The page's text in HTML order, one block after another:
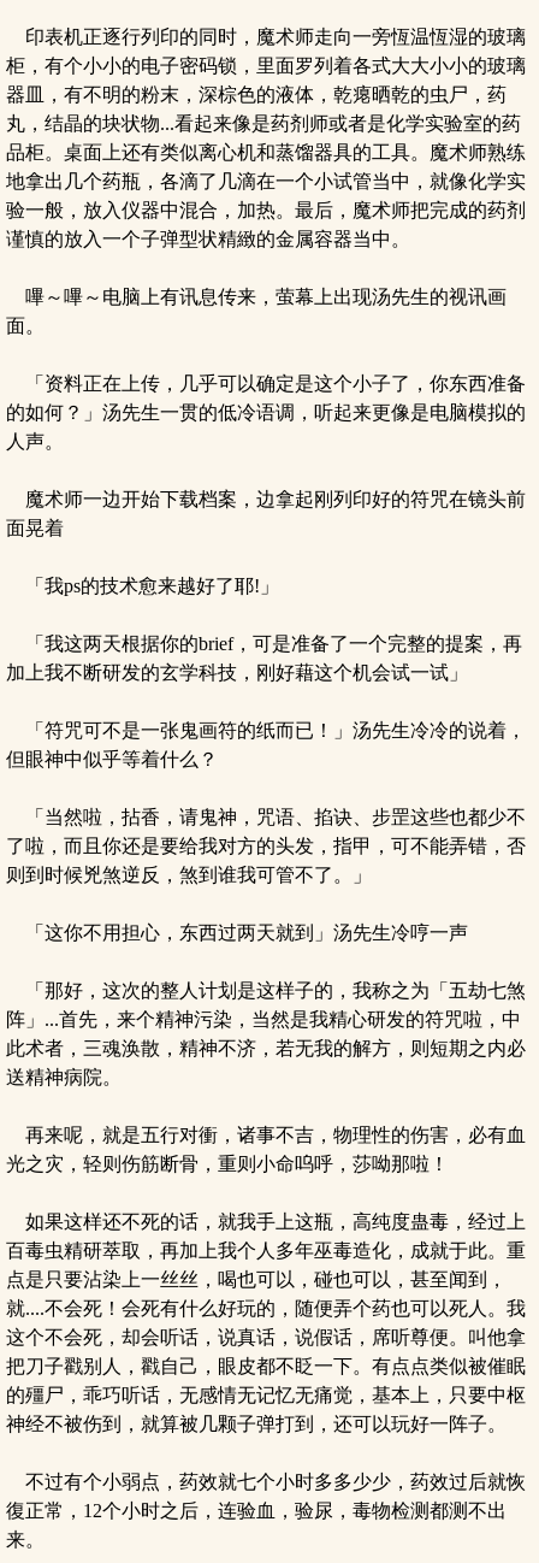
印表机正逐行列印的同时，魔术师走向一旁恆温恆湿的玻璃
柜，有个小小的电子密码锁，里面罗列着各式大大小小的玻璃
器皿，有不明的粉末，深棕色的液体，乾瘪晒乾的虫尸，药
丸，结晶的块状物...看起来像是药剂师或者是化学实验室的药
品柜。桌面上还有类似离心机和蒸馏器具的工具。魔术师熟练
地拿出几个药瓶，各滴了几滴在一个小试管当中，就像化学实
验一般，放入仪器中混合，加热。最后，魔术师把完成的药剂
谨慎的放入一个子弹型状精緻的金属容器当中。
嗶～嗶～电脑上有讯息传来，萤幕上出现汤先生的视讯画
面。
「资料正在上传，几乎可以确定是这个小子了，你东西准备
的如何？」汤先生一贯的低冷语调，听起来更像是电脑模拟的
人声。
魔术师一边开始下载档案，边拿起刚列印好的符咒在镜头前
面晃着
「我ps的技术愈来越好了耶!」
「我这两天根据你的brief，可是准备了一个完整的提案，再
加上我不断研发的玄学科技，刚好藉这个机会试一试」
「符咒可不是一张鬼画符的纸而已！」汤先生冷冷的说着，
但眼神中似乎等着什么？
「当然啦，拈香，请鬼神，咒语、掐诀、步罡这些也都少不
了啦，而且你还是要给我对方的头发，指甲，可不能弄错，否
则到时候兇煞逆反，煞到谁我可管不了。」
「这你不用担心，东西过两天就到」汤先生冷哼一声
「那好，这次的整人计划是这样子的，我称之为「五劫七煞
阵」...首先，来个精神污染，当然是我精心研发的符咒啦，中
此术者，三魂涣散，精神不济，若无我的解方，则短期之内必
送精神病院。
再来呢，就是五行对衝，诸事不吉，物理性的伤害，必有血
光之灾，轻则伤筋断骨，重则小命呜呼，莎呦那啦！
如果这样还不死的话，就我手上这瓶，高纯度蛊毒，经过上
百毒虫精研萃取，再加上我个人多年巫毒造化，成就于此。重
点是只要沾染上一丝丝，喝也可以，碰也可以，甚至闻到，
就....不会死！会死有什么好玩的，随便弄个药也可以死人。我
这个不会死，却会听话，说真话，说假话，席听尊便。叫他拿
把刀子戳别人，戳自己，眼皮都不眨一下。有点点类似被催眠
的殭尸，乖巧听话，无感情无记忆无痛觉，基本上，只要中枢
神经不被伤到，就算被几颗子弹打到，还可以玩好一阵子。
不过有个小弱点，药效就七个小时多多少少，药效过后就恢
復正常，12个小时之后，连验血，验尿，毒物检测都测不出
来。